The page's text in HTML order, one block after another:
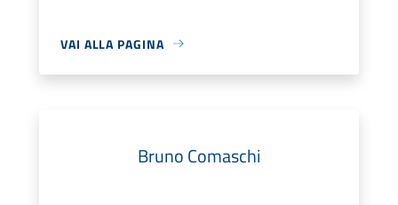
VAI ALLA PAGINA
Bruno Comaschi